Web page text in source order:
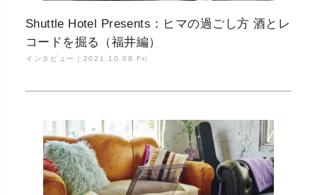
Shuttle Hotel Presents：ヒマの過ごし方 酒とレ
コードを掘る（福井編）
インタビュー｜ 2021.10.08 Fri